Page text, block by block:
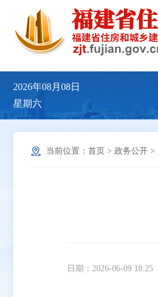
2026年08月08日
星期六
当前位置： 首页 > 政务公开 >
日期：2026-06-09 18:25